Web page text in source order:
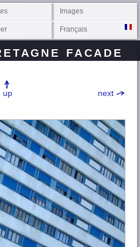
Images
Français
facade
next
up